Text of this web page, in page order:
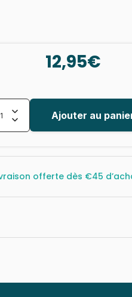
12,95€
Ajouter au
offerte dès €45